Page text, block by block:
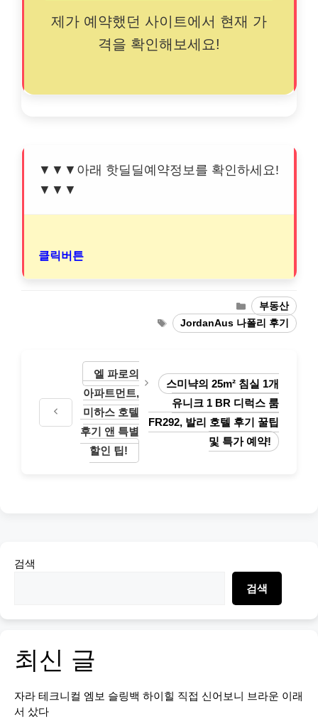
제가 예약했던 사이트에서 현재 가
격을 확인해보세요!
▼▼▼아래 핫딜딜예약정보를 확인하세요!
▼▼▼
클릭버튼
Categories
부동산
Tags
JordanAus 나폴리 후기
엘 파로의
아파트먼트,
미하스 호텔
후기 앤 특별
할인 팁!
스미냑의 25m² 침실 1개
유니크 1 BR 디럭스 룸
FR292, 발리 호텔 후기 꿀팁
및 특가 예약!
검색
검색
최신 글
자라 테크니컬 엠보 슬링백 하이힐 직접 신어보니 브라운 이래
서 샀다